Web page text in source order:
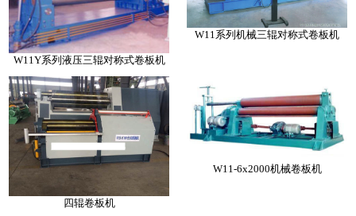
W11Y系列液压三辊对称式卷板机
W11系列机械三辊对称式卷板机
四辊卷板机
W11-6x2000机械卷板机